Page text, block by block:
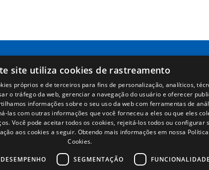
Comercial
Términos legales
Aviso legal
Política de privacidade
Política de cookies
Condições Gerais de Venda
Gerenciar cookies
site utiliza cookies de rastreamento
próprios e de terceiros para fins de personalização, analíticos,
o tráfego da web, gerenciar a navegação do usuário e oferecer
informações sobre o seu uso da web com ferramentas de
las com outras informações que você forneceu a eles ou que eles
Você pode aceitar todos os cookies, rejeitá-los todos ou configurar
aos cookies a seguir. Obtendo mais informações em nossa
Cookies.
DESEMPENHO SEGMENTAÇÃO FUNCIONALIDADE